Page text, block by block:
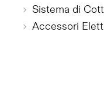
Sistema di
Accessori